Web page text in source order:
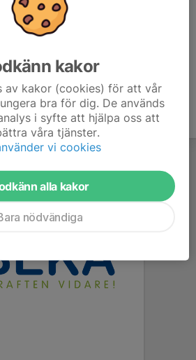
kakor
av kakor (cookies) för att vår
bra för dig. De används
i syfte att hjälpa oss att
våra tjänster.
vi cookies
alla kakor
nödvändiga